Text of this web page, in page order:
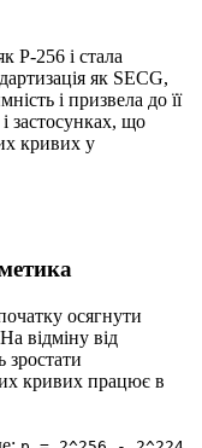
P-256 і стала
як SECG,
і призвела до її
застосунках, що
кривих у
осягнути
відміну від
кривих працює в